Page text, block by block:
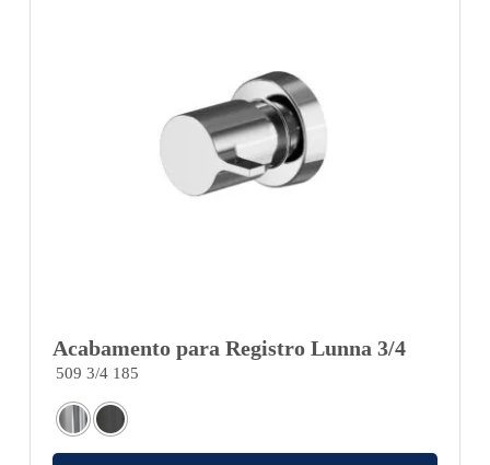
Acabamento para Registro Lunna 3/4
509 3/4 185